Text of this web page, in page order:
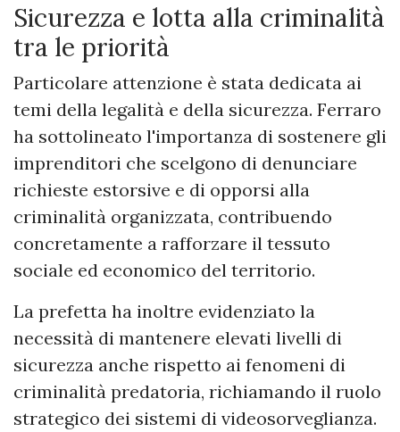
Sicurezza e lotta alla criminalità
tra le priorità
Particolare attenzione è stata dedicata ai
temi della legalità e della sicurezza. Ferraro
ha sottolineato l'importanza di sostenere gli
imprenditori che scelgono di denunciare
richieste estorsive e di opporsi alla
criminalità organizzata, contribuendo
concretamente a rafforzare il tessuto
sociale ed economico del territorio.
La prefetta ha inoltre evidenziato la
necessità di mantenere elevati livelli di
sicurezza anche rispetto ai fenomeni di
criminalità predatoria, richiamando il ruolo
strategico dei sistemi di videosorveglianza.